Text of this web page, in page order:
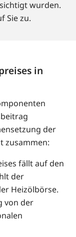
wurden.
Sie zu.
in
der
zusammen:
fällt auf den
der
Heizölbörse.
von der